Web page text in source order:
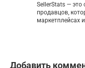
SellerStats —
продавцов,
маркетплейсах и
Добавить